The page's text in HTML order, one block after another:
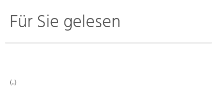
Für Sie gelesen
(..)